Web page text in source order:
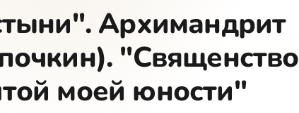
Архимандрит
"Священство
моей юности"